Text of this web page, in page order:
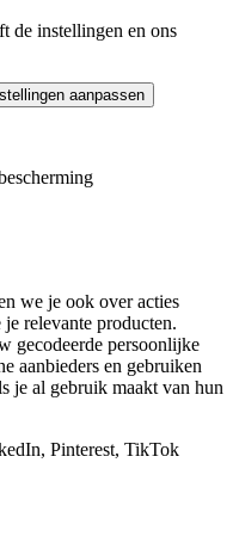
de instellingen en ons
aanpassen
we je ook over acties
relevante producten.
gecodeerde persoonlijke
aanbieders en gebruiken
je al gebruik maakt van hun
Pinterest, TikTok